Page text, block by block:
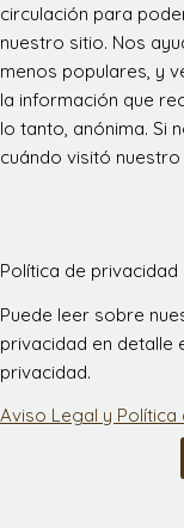
circulación para
nuestro sitio. Nos
menos populares, y
la información que
lo tanto, anónima. Si
cuándo visitó nuestro
Política de privacidad
Puede leer sobre
privacidad en detalle
privacidad.
Aviso Legal y Política